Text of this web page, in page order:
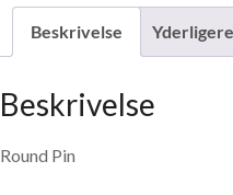
Beskrivelse
Beskrivelse
Round Pin